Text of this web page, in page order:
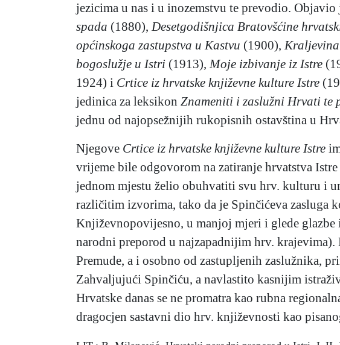
jezicima u nas i u inozemstvu te prevodio.
spada (1880), Desetgodišnjica Bratovšćine
općinskoga zastupstva u Kastvu (1900), Kraljevina
bogoslužje u Istri (1913), Moje izbivanje iz Istre
1924) i Crtice iz hrvatske književne kulture Istre
jedinica za leksikon Znameniti i zaslužni Hrvati te
jednu od najopsežnijih rukopisnih ostavština u
Njegove Crtice iz hrvatske književne kulture Istre
vrijeme bile odgovorom na zatiranje hrvatstva
jednom mjestu želio obuhvatiti svu hrv. kulturu i
različitim izvorima, tako da je Spinčićeva zasluga
Književnopovijesno, u manjoj mjeri i glede
narodni preporod u najzapadnijim hrv.
Premude, a i osobno od zastupljenih zaslužnika,
Zahvaljujući Spinčiću, a navlastito kasnijim
Hrvatske danas se ne promatra kao rubna
dragocjen sastavni dio hrv. književnosti kao